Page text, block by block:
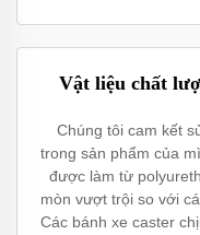
Vật liệu chất
Chúng tôi cam kết
trong sản phẩm của
được làm từ
mòn vượt trội so với
Các bánh xe caster